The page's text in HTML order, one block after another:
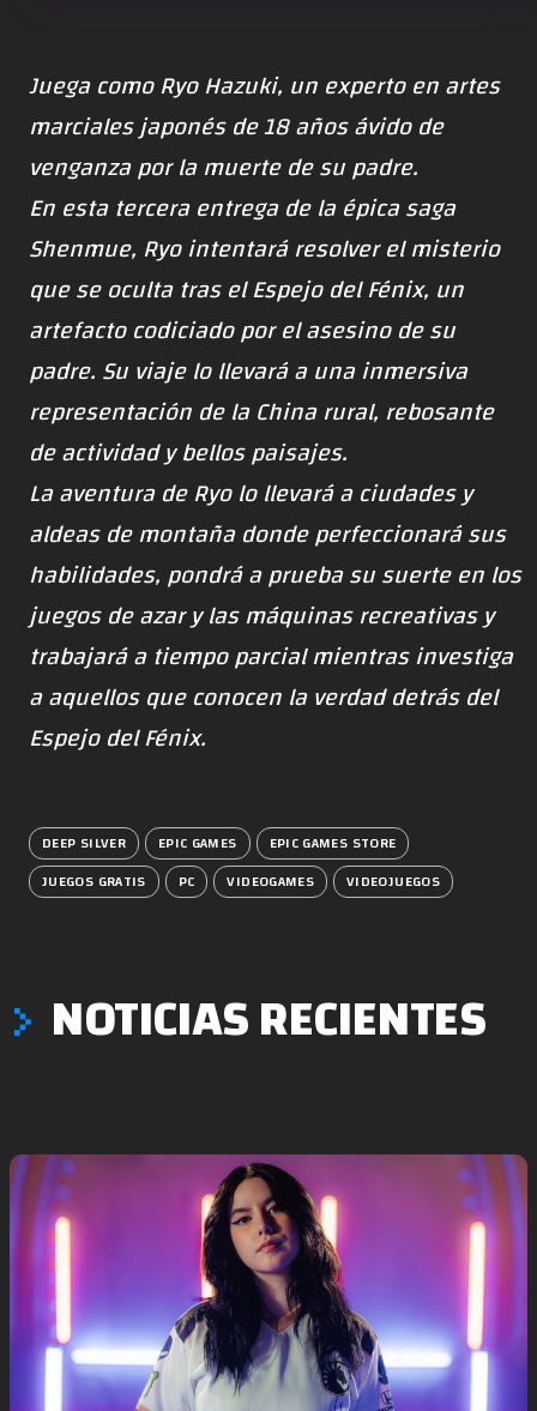
Juega como Ryo Hazuki, un experto en artes
marciales japonés de 18 años ávido de
venganza por la muerte de su padre.
En esta tercera entrega de la épica saga
Shenmue, Ryo intentará resolver el misterio
que se oculta tras el Espejo del Fénix, un
artefacto codiciado por el asesino de su
padre. Su viaje lo llevará a una inmersiva
representación de la China rural, rebosante
de actividad y bellos paisajes.
La aventura de Ryo lo llevará a ciudades y
aldeas de montaña donde perfeccionará sus
habilidades, pondrá a prueba su suerte en los
juegos de azar y las máquinas recreativas y
trabajará a tiempo parcial mientras investiga
a aquellos que conocen la verdad detrás del
Espejo del Fénix.
DEEP SILVER EPIC GAMES
EPIC GAMES STORE
JUEGOS GRATIS
PC VIDEOGAMES VIDEOJUEGOS
NOTICIAS RECIENTES